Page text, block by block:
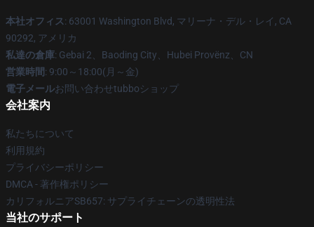
本社オフィス: 63001 Washington Blvd, マリーナ・デル・レイ, CA
90292, アメリカ
私達の倉庫: Gebai 2、Baoding City、Hubei Provënz、CN
営業時間: 9:00～18:00(月～金)
電子メールお問い合わせtubboショップ
会社案内
私たちについて
利用規約
プライバシーポリシー
DMCA - 著作権ポリシー
カリフォルニアSB657: サプライチェーンの透明性法
当社のサポート